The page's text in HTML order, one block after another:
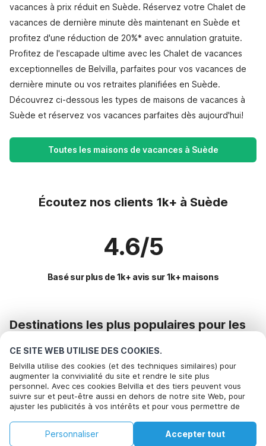
CE SITE WEB UTILISE DES COOKIES.
Belvilla utilise des cookies (et des techniques similaires) pour
augmenter la convivialité du site et rendre le site plus
personnel. Avec ces cookies Belvilla et des tiers peuvent vous
suivre sur et peut-être aussi en dehors de notre site Web, pour
ajuster les publicités à vos intérêts et pour vous permettre de
Accepter, vous acceptez de le faire. Plus d'informations peuvent
être trouvées dans notre
politique de cookie.
Accepter tout
Personnaliser
vacances à prix réduit en Suède. Réservez votre Chalet de
vacances de dernière minute dès maintenant en Suède et
profitez d'une réduction de 20%* avec annulation gratuite.
Profitez de l'escapade ultime avec les Chalet de vacances
exceptionnelles de Belvilla, parfaites pour vos vacances de
dernière minute ou vos retraites planifiées en Suède.
Découvrez ci-dessous les types de maisons de vacances à
Suède et réservez vos vacances parfaites dès aujourd'hui!
Toutes les maisons de vacances à Suède
Écoutez nos clients 1k+ à Suède
4.6/5
Basé sur plus de 1k+ avis sur 1k+ maisons
Destinations les plus populaires pour les
Commodités populaires pour les vacances en Suede
Maison de vacances pour 6 personnes
Maison de vacances au bord de la mer
Maison de vacances avec BBQ
Des destinations phares avec des équipements de premier
choix pour les vacances
Maison de vacances pour 6 personnes danemark
Régions offrant les meilleures commodités pour les
vacances
Appelez pour réserver